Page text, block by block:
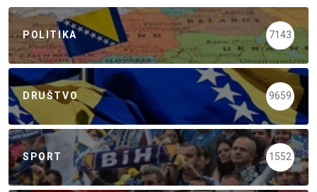
POLITIKA 7143
DRUŠTVO 9659
SPORT 1552